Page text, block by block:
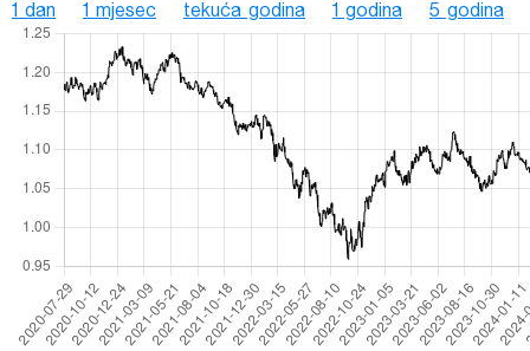
1 dan 1 mjesec tekuća godina 1 godina 5 godina